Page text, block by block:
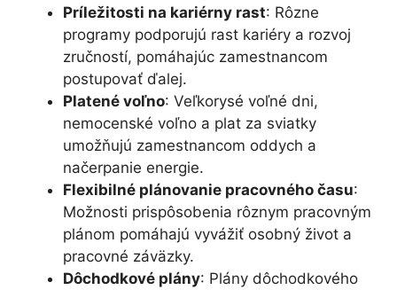
Príležitosti na kariérny rast: Rôzne
programy podporujú rast kariéry a rozvoj
zručností, pomáhajúc zamestnancom
postupovať ďalej.
Platené voľno: Veľkorysé voľné dni,
nemocenské voľno a plat za sviatky
umožňujú zamestnancom oddych a
načerpanie energie.
Flexibilné plánovanie pracovného času:
Možnosti prispôsobenia rôznym pracovným
plánom pomáhajú vyvážiť osobný život a
pracovné záväzky.
Dôchodkové plány: Plány dôchodkového